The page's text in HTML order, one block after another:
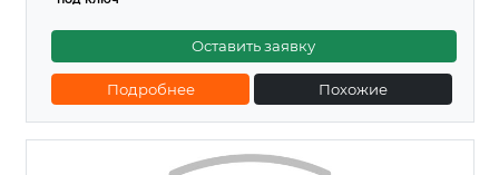
Оставить заявку
Подробнее Похожие